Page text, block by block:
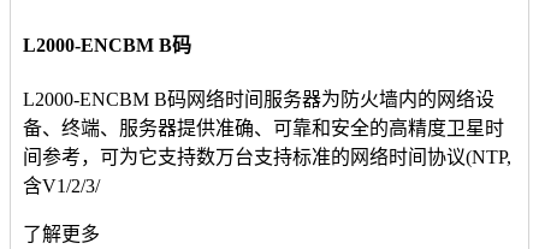
L2000-ENCBM B码
L2000-ENCBM B码网络时间服务器为防火墙内的网络设
备、终端、服务器提供准确、可靠和安全的高精度卫星时
间参考，可为它支持数万台支持标准的网络时间协议(NTP,
含V1/2/3/
了解更多